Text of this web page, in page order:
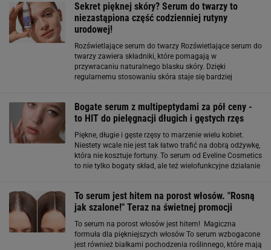
aktywne to m.in
Sekret pięknej skóry? Serum do twarzy to
niezastąpiona część codzienniej rutyny
urodowej!
Rozświetlające serum do twarzy Rozświetlające serum do
twarzy zawiera składniki, które pomagają w
przywracaniu naturalnego blasku skóry. Dzięki
regularnemu stosowaniu skóra staje się bardziej
Bogate serum z multipeptydami za pół ceny -
to HIT do pielęgnacji długich i gęstych rzęs
Piękne, długie i gęste rzęsy to marzenie wielu kobiet.
Niestety wcale nie jest tak łatwo trafić na dobrą odżywkę,
która nie kosztuje fortuny. To serum od Eveline Cosmetics
to nie tylko bogaty skład, ale też wielofunkcyjne działanie
To serum jest hitem na porost włosów. "Rosną
jak szalone!" Teraz na świetnej promocji
To serum na porost włosów jest hitem! Magiczna
formuła dla piękniejszych włosów To serum wzbogacone
jest również białkami pochodzenia roślinnego, które mają